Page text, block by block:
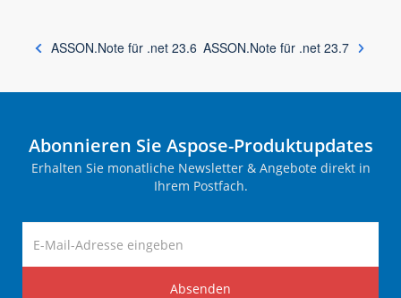
ASSON.Note für .net 23.6 ASSON.Note für .net 23.7
Abonnieren Sie Aspose-Produktupdates
Erhalten Sie monatliche Newsletter & Angebote direkt in
Ihrem Postfach.
Absenden